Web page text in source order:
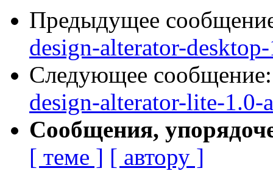
Предыдущее
design-alterator-
Следующее
design-alterator-lite-1.0-
Сообщения,
[ теме ] [ автору ]